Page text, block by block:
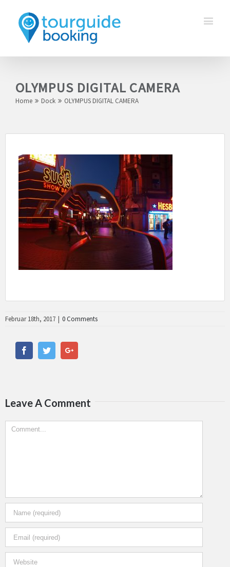
OLYMPUS DIGITAL CAMERA
Home Dock OLYMPUS DIGITAL CAMERA
Februar 18th, 2017 | 0 Comments
FacebookTwitterGoogle+
Leave A Comment
Comment